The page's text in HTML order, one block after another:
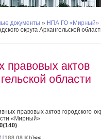
документы » НПА ГО «Мирный»
округа Архангельской
правовых актов
области
правовых актов городского
«Мирный»